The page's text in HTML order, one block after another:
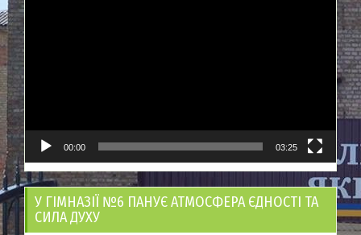
00:00 03:25
У ГІМНАЗІЇ №6 ПАНУЄ АТМОСФЕРА ЄДНОСТІ ТА
СИЛА ДУХУ